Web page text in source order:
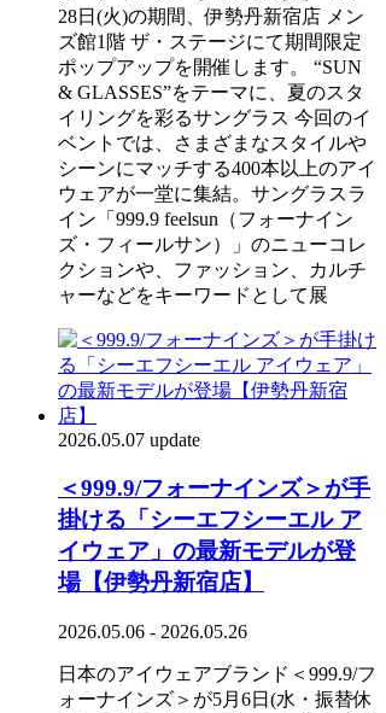
28日(火)の期間、伊勢丹新宿店 メン
ズ館1階 ザ・ステージにて期間限定
ポップアップを開催します。 “SUN
& GLASSES”をテーマに、夏のスタ
イリングを彩るサングラス 今回のイ
ベントでは、さまざまなスタイルや
シーンにマッチする400本以上のアイ
ウェアが一堂に集結。サングラスラ
イン「999.9 feelsun（フォーナイン
ズ・フィールサン）」のニューコレ
クションや、ファッション、カルチ
ャーなどをキーワードとして展
2026.05.07 update
＜999.9/フォーナインズ＞が手
掛ける「シーエフシーエル ア
イウェア」の最新モデルが登
場【伊勢丹新宿店】
2026.05.06 - 2026.05.26
日本のアイウェアブランド＜999.9/フ
ォーナインズ＞が5月6日(水・振替休